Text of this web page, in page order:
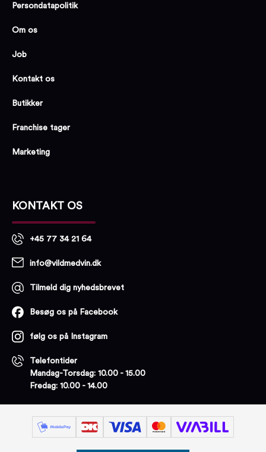
Persondatapolitik
Om os
Job
Kontakt os
Butikker
Franchise tager
Marketing
KONTAKT OS
+45 77 34 21 64
info@vildmedvin.dk
Tilmeld dig nyhedsbrevet
Besøg os på Facebook
følg os på Instagram
Telefontider
Mandag-Torsdag: 10.00 - 15.00
Fredag: 10.00 - 14.00